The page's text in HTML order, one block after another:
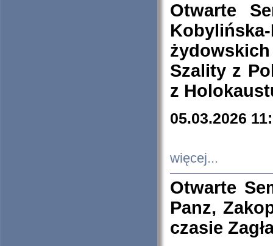
Otwarte
Szality z
z
05.03.2026
więcej...
Otwarte
Panz,
czasie